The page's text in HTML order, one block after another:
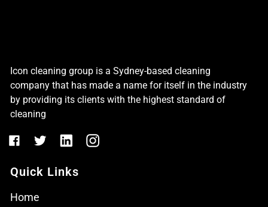
Icon cleaning group is a Sydney-based cleaning
company that has made a name for itself in the industry
by providing its clients with the highest standard of
cleaning
Quick Links
Home